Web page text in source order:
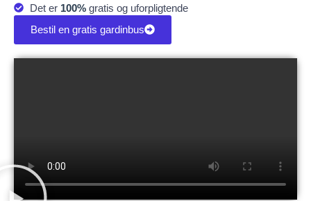
Det er 100%gratis og uforpligtende
Bestil en gratis gardinbus